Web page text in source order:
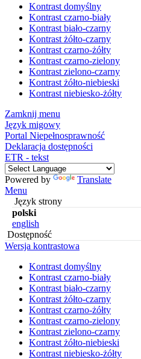
Kontrast domyślny
Kontrast czarno-biały
Kontrast biało-czarny
Kontrast żółto-czarny
Kontrast czarno-żółty
Kontrast czarno-zielony
Kontrast zielono-czarny
Kontrast żółto-niebieski
Kontrast niebiesko-żółty
Zamknij menu
Język migowy
Portal Niepełnosprawność
Deklaracja dostępności
ETR - tekst
Powered by
Translate
Menu
Język strony
polski
english
Dostępność
Wersja kontrastowa
Kontrast domyślny
Kontrast czarno-biały
Kontrast biało-czarny
Kontrast żółto-czarny
Kontrast czarno-żółty
Kontrast czarno-zielony
Kontrast zielono-czarny
Kontrast żółto-niebieski
Kontrast niebiesko-żółty